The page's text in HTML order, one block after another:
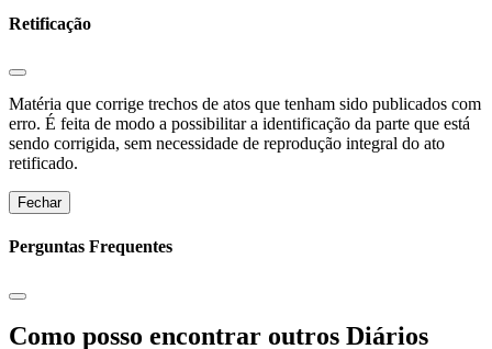
Retificação
Matéria que corrige trechos de atos que tenham sido publicados com
erro. É feita de modo a possibilitar a identificação da parte que está
sendo corrigida, sem necessidade de reprodução integral do ato
retificado.
Fechar
Perguntas Frequentes
Como posso encontrar outros Diários